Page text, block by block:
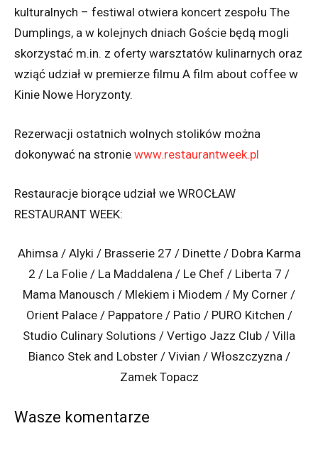
kulturalnych – festiwal otwiera koncert zespołu The
Dumplings, a w kolejnych dniach Goście będą mogli
skorzystać m.in. z oferty warsztatów kulinarnych oraz
wziąć udział w premierze filmu A film about coffee w
Kinie Nowe Horyzonty.
Rezerwacji ostatnich wolnych stolików można
dokonywać na stronie www.restaurantweek.pl
Restauracje biorące udział we WROCŁAW
RESTAURANT WEEK:
Ahimsa / Alyki / Brasserie 27 / Dinette / Dobra Karma
2 / La Folie / La Maddalena / Le Chef / Liberta 7 /
Mama Manousch / Mlekiem i Miodem / My Corner /
Orient Palace / Pappatore / Patio / PURO Kitchen /
Studio Culinary Solutions / Vertigo Jazz Club / Villa
Bianco Stek and Lobster / Vivian / Włoszczyzna /
Zamek Topacz
Wasze komentarze